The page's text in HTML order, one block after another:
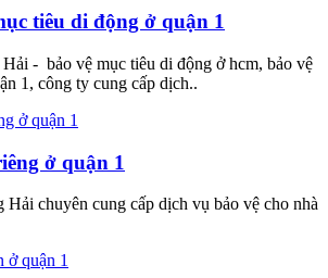
tiêu di động ở quận 1
- bảo vệ mục tiêu di động ở hcm, bảo vệ
1, công ty cung cấp dịch..
ở quận 1
chuyên cung cấp dịch vụ bảo vệ cho nhà